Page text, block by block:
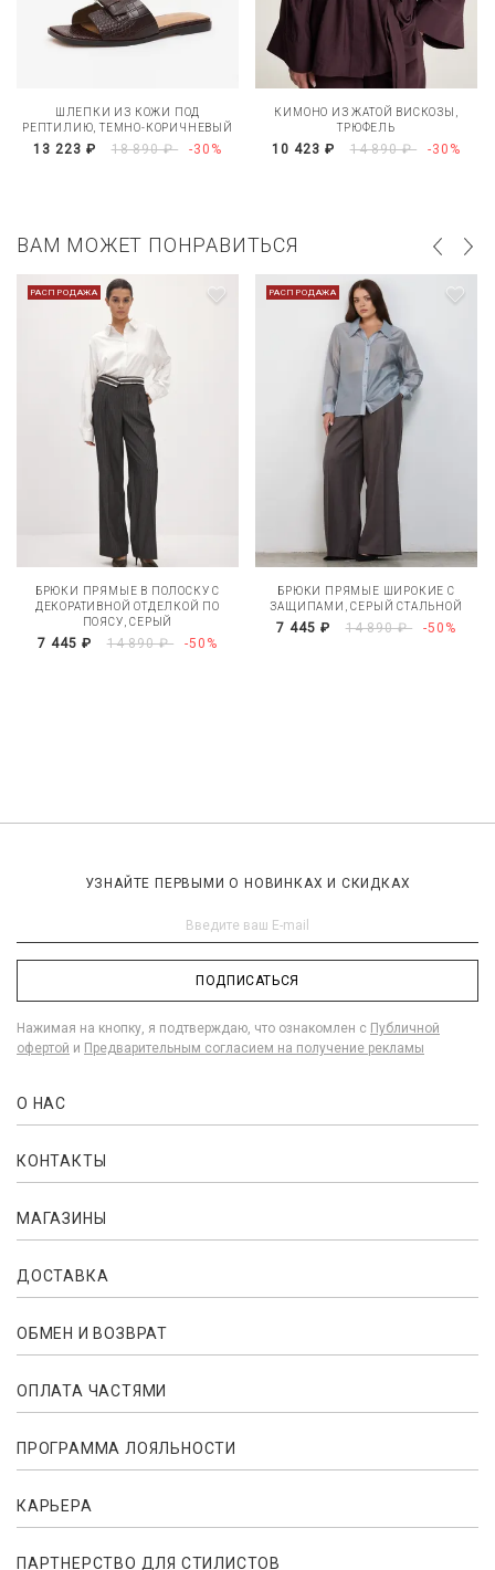
ШЛЕПКИ ИЗ КОЖИ ПОД
РЕПТИЛИЮ, ТЕМНО-КОРИЧНЕВЫЙ
13 223 ₽ 18 890 ₽ -30%
КИМОНО ИЗ ЖАТОЙ ВИСКОЗЫ,
ТРЮФЕЛЬ
10 423 ₽ 14 890 ₽ -30%
ВАМ МОЖЕТ ПОНРАВИТЬСЯ
РАСПРОДАЖА
БРЮКИ ПРЯМЫЕ В ПОЛОСКУ С
ДЕКОРАТИВНОЙ ОТДЕЛКОЙ ПО
ПОЯСУ, СЕРЫЙ
7 445 ₽ 14 890 ₽ -50%
РАСПРОДАЖА
БРЮКИ ПРЯМЫЕ ШИРОКИЕ С
ЗАЩИПАМИ, СЕРЫЙ СТАЛЬНОЙ
7 445 ₽ 14 890 ₽ -50%
УЗНАЙТЕ ПЕРВЫМИ О НОВИНКАХ И СКИДКАХ
ПОДПИСАТЬСЯ
Нажимая на кнопку, я подтверждаю, что ознакомлен с Публичной
офертой и Предварительным согласием на получение рекламы
О НАС
КОНТАКТЫ
МАГАЗИНЫ
ДОСТАВКА
ОБМЕН И ВОЗВРАТ
ОПЛАТА ЧАСТЯМИ
ПРОГРАММА ЛОЯЛЬНОСТИ
КАРЬЕРА
ПАРТНЕРСТВО ДЛЯ СТИЛИСТОВ